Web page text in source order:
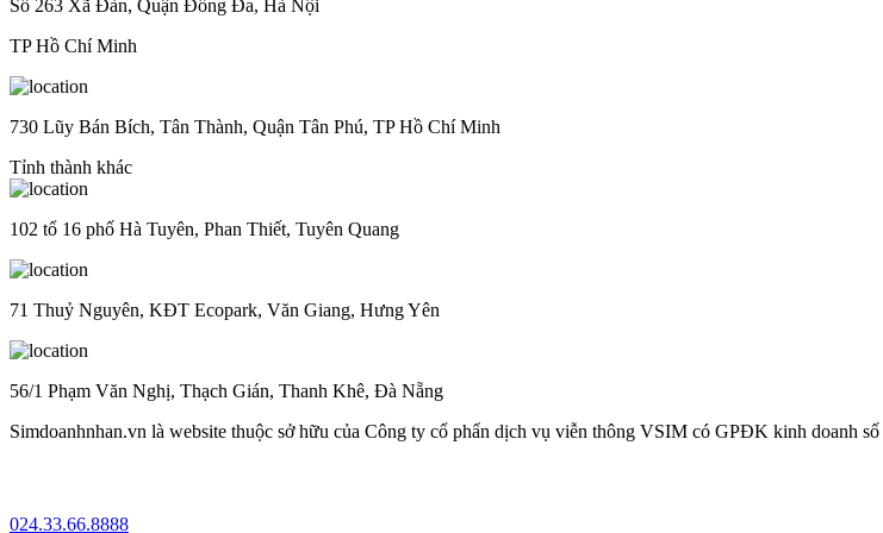
Số 263 Xã Đàn, Quận Đống Đa, Hà Nội
TP Hồ Chí Minh
730 Lũy Bán Bích, Tân Thành, Quận Tân Phú, TP Hồ Chí Minh
Tỉnh thành khác
102 tổ 16 phố Hà Tuyên, Phan Thiết, Tuyên Quang
71 Thuỷ Nguyên, KĐT Ecopark, Văn Giang, Hưng Yên
56/1 Phạm Văn Nghị, Thạch Gián, Thanh Khê, Đà Nẵng
Simdoanhnhan.vn là website thuộc sở hữu của Công ty cổ phẩn dịch vụ viễn thông VSIM có GPĐK kinh doanh
024.33.66.8888